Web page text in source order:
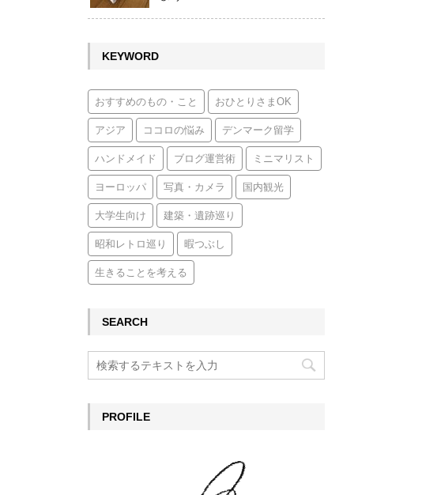
KEYWORD
おすすめのもの・こと おひとりさまOK
アジア ココロの悩み デンマーク留学
ハンドメイド ブログ運営術 ミニマリスト
ヨーロッパ 写真・カメラ 国内観光
大学生向け 建築・遺跡巡り
昭和レトロ巡り 暇つぶし
生きることを考える
SEARCH
PROFILE